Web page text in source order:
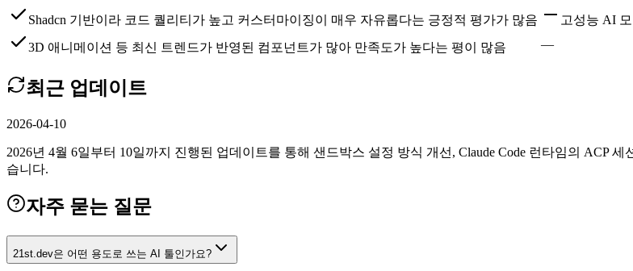
Shadcn 기반이라 코드 퀄리티가 높고 커스터마이징이 매우 자유롭다는 긍정적 평가가 많음
고성능 AI
3D 애니메이션 등 최신 트렌드가 반영된 컴포넌트가 많아 만족도가 높다는 평이 많음
—
최근 업데이트
2026-04-10
2026년 4월 6일부터 10일까지 진행된 업데이트를 통해 샌드박스 설정 방식 개선, Claude Code 런타임의 ACP
습니다.
자주 묻는 질문
21st.dev은 어떤 용도로 쓰는 AI 툴인가요?